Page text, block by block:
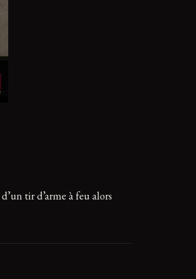
tir d’arme à feu alors